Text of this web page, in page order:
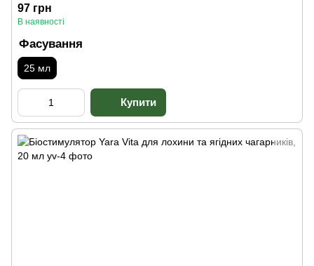
97 грн
В наявності
Фасування
25 мл